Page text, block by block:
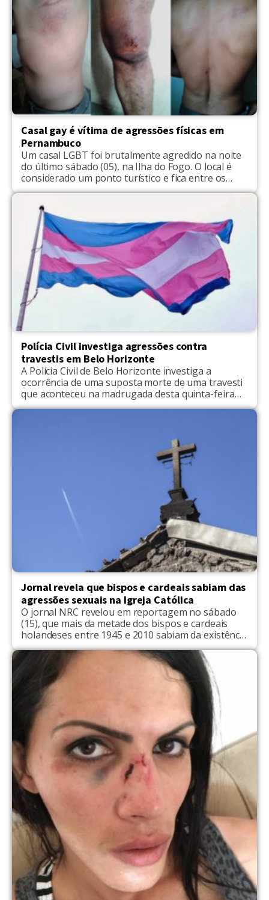
minha família ao ver a entrega dela. Por causa
disso eu tento […]
Casal gay é vítima de agressões físicas em
Pernambuco
Um casal LGBT foi brutalmente agredido na noite
do último sábado (05), na Ilha do Fogo. O local é
considerado um ponto turístico e fica entre os
municípios de Juazeiro (BA) e Petrolina (PE). O caso
foram insultadas por dois criminosos. Em
entrevista ao Portal Preto e […]
Polícia Civil investiga agressões contra
travestis em Belo Horizonte
A Polícia Civil de Belo Horizonte investiga a
ocorrência de uma suposta morte de uma travesti
que aconteceu na madrugada desta quinta-feira
(11), na avenida Afonso Pena, entre o cruzamento
Militar, agentes de uma viatura que estava na […]
Jornal revela que bispos e cardeais sabiam das
agressões sexuais na Igreja Católica
O jornal NRC revelou em reportagem no sábado
(15), que mais da metade dos bispos e cardeais
holandeses entre 1945 e 2010 sabiam da existência
de agressões sexuais contra crianças em sua
maioria meninos, menores de 13 anos, dentro da
Igreja Católica. "Vinte dos 39 cardeais holandeses,
bispos e bispos auxiliares foram implicados em
casos […]